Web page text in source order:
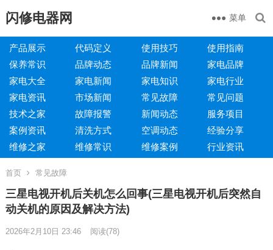
闪修电器网 菜单
产品展示 代码定义 使用技巧
使用指南
保养常识
品牌动态 品牌新闻
家电品牌
家电大全
家电新闻 家电知识
家电行业
家电资讯
市场新闻 常见故障
常见问题
技术之家
故障报警 新闻动态
服务项目
案例资讯
清洗方式 空调动态
经验分享
维修之家
维修常识 维修案例 行业资讯
首页 常见故障
三星电视开机后关机怎么回事(三星电视开机后突然自
动关机的原因及解决方法)
2026年2月10日 23:46 阅读(78)